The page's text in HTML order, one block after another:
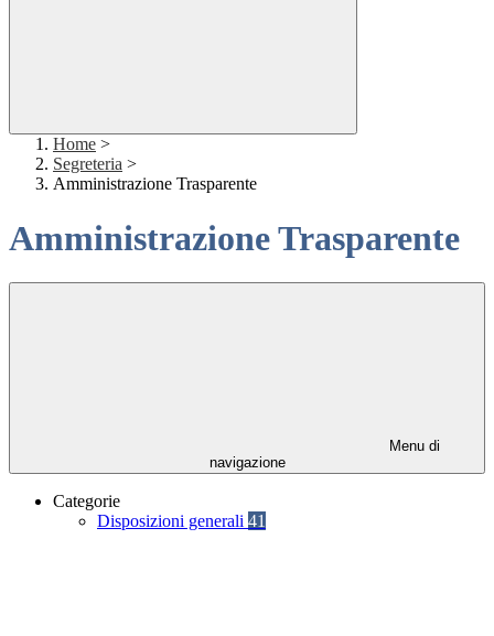
Home >
Segreteria >
Amministrazione Trasparente
Amministrazione Trasparente
Menu di
navigazione
Categorie
Disposizioni generali 41